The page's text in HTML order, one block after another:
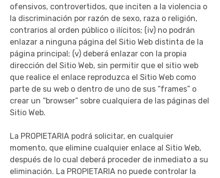
ofensivos, controvertidos, que inciten a la violencia o
la discriminación por razón de sexo, raza o religión,
contrarios al orden público o ilícitos; (iv) no podrán
enlazar a ninguna página del Sitio Web distinta de la
página principal; (v) deberá enlazar con la propia
dirección del Sitio Web, sin permitir que el sitio web
que realice el enlace reproduzca el Sitio Web como
parte de su web o dentro de uno de sus “frames” o
crear un “browser” sobre cualquiera de las páginas del
Sitio Web.
La PROPIETARIA podrá solicitar, en cualquier
momento, que elimine cualquier enlace al Sitio Web,
después de lo cual deberá proceder de inmediato a su
eliminación. La PROPIETARIA no puede controlar la